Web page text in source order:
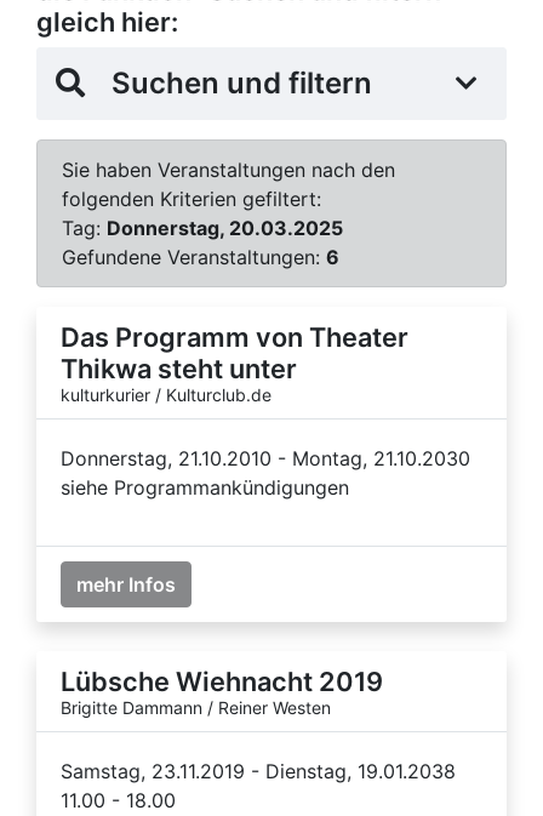
gleich hier:
Suchen und filtern
Sie haben Veranstaltungen nach den
folgenden Kriterien gefiltert:
Tag: Donnerstag, 20.03.2025
Gefundene Veranstaltungen: 6
Das Programm von Theater
Thikwa steht unter
kulturkurier / Kulturclub.de
Donnerstag, 21.10.2010 - Montag, 21.10.2030
siehe Programmankündigungen
mehr Infos
Lübsche Wiehnacht 2019
Brigitte Dammann / Reiner Westen
Samstag, 23.11.2019 - Dienstag, 19.01.2038
11.00 - 18.00